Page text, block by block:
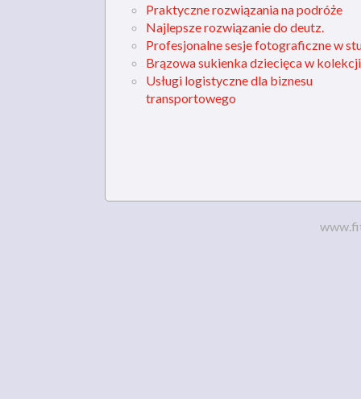
Praktyczne rozwiązania na podróże
Najlepsze rozwiązanie do deutz.
Profesjonalne sesje fotograficzne w
Brązowa sukienka dziecięca w
Usługi logistyczne dla biznesu
transportowego